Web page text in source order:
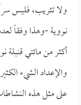
ولا تثريب، فليس
نووية -وهذا وفقاً
أكثر من مائتي
والإعداد الشيء
على مثل هذه